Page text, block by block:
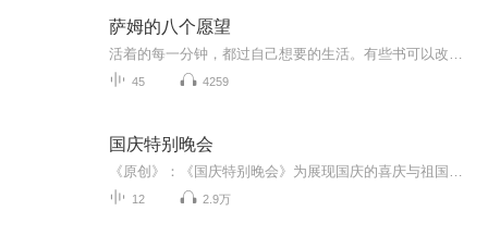
萨姆的八个愿望
45 4259
国庆特别晚会
12 2.9万